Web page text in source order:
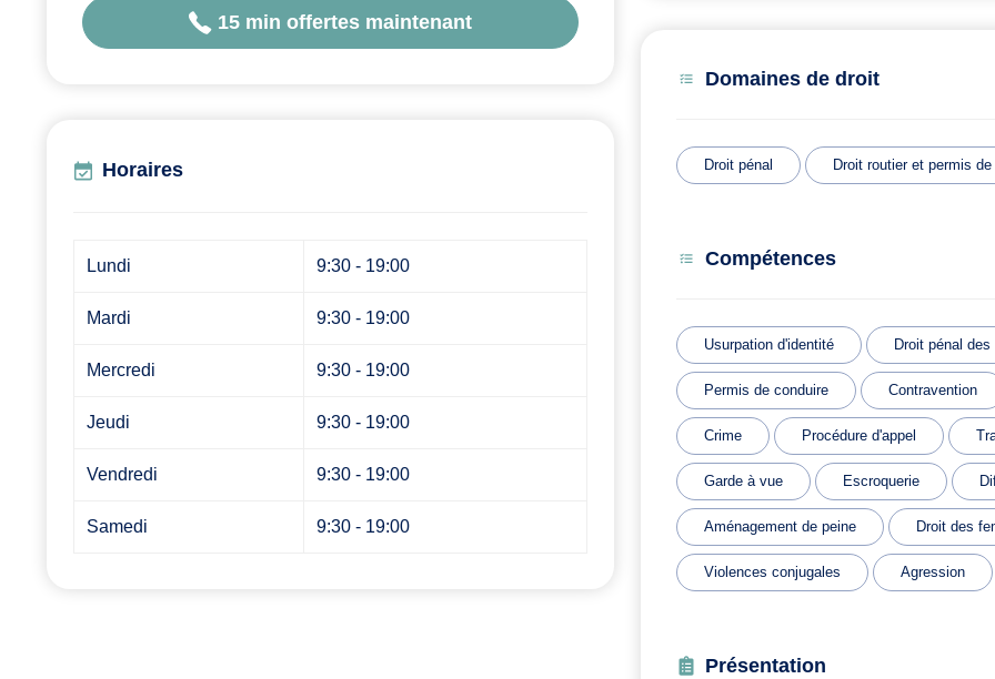
15 min offertes maintenant
Horaires
Lundi 9:30 - 19:00
Mardi 9:30 - 19:00
Mercredi 9:30 - 19:00
Jeudi 9:30 - 19:00
Vendredi 9:30 - 19:00
Samedi 9:30 - 19:00
Domaines de droit
Droit pénal Droit routier et permis
Compétences
Usurpation d'identité Droit pénal
Permis de conduire Contravention
Crime Procédure d'appel
Garde à vue Escroquerie
Aménagement de peine Droit des
Violences conjugales Agression
Présentation